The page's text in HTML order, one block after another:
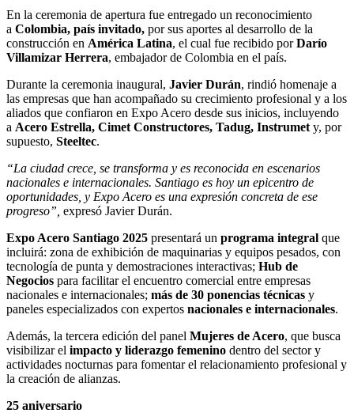
En la ceremonia de apertura fue entregado un reconocimiento
a Colombia, país invitado, por sus aportes al desarrollo de la
construcción en América Latina, el cual fue recibido porDarío
Villamizar Herrera, embajador de Colombia en el país.
Durante la ceremonia inaugural, Javier Durán, rindió homenaje a
las empresas que han acompañado su crecimiento profesional y a los
aliados que confiaron en Expo Acero desde sus inicios, incluyendo
a Acero Estrella, Cimet Constructores, Tadug, Instrumet y, por
supuesto, Steeltec.
“La ciudad crece, se transforma y es reconocida en escenarios
nacionales e internacionales. Santiago es hoy un epicentro de
oportunidades, y Expo Acero es una expresión concreta de ese
progreso”, expresó Javier Durán.
Expo Acero Santiago 2025 presentará un programa integral que
incluirá: zona de exhibición de maquinarias y equipos pesados, con
tecnología de punta y demostraciones interactivas; Hub de
Negocios para facilitar el encuentro comercial entre empresas
nacionales e internacionales; más de 30 ponencias técnicas y
paneles especializados con expertos nacionales e internacionales.
Además, la tercera edición del panel Mujeres de Acero, que busca
visibilizar el impacto y liderazgo femenino dentro del sector y
actividades nocturnas para fomentar el relacionamiento profesional y
la creación de alianzas.
25 aniversario